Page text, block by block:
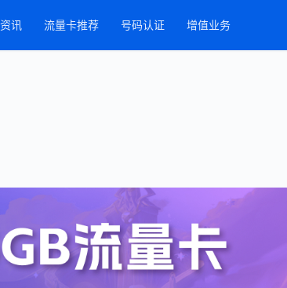
讯 流量卡推荐 号码认证 增值业务